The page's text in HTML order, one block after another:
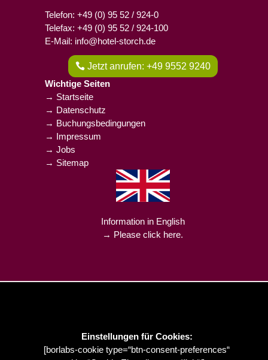
Telefon: +49 (0) 95 52 / 924-0
Telefax: +49 (0) 95 52 / 924-100
E-Mail: info@hotel-storch.de
Jetzt anrufen: +49 9552 9240
Wichtige Seiten
→ Startseite
→ Datenschutz
→ Buchungsbedingungen
→ Impressum
→ Jobs
→ Sitemap
Information in English
→ Please click here.
Einstellungen für Cookies:
[borlabs-cookie type=“btn-consent-preferences“